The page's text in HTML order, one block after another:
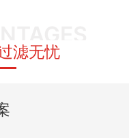
滤无忧